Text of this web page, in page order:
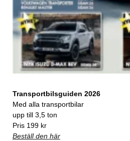
Transportbilsguiden 2026
Med alla transportbilar
upp till 3,5 ton
Pris 199 kr
Beställ den här